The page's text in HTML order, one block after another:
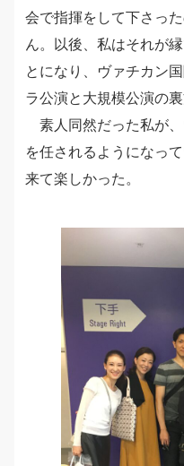
会で指揮をして下さっ
ん。以後、私はそれが
とになり、ヴァチカン
ラ公演と大規模公演の
素人同然だった私が
を任されるようになっ
来て楽しかった。